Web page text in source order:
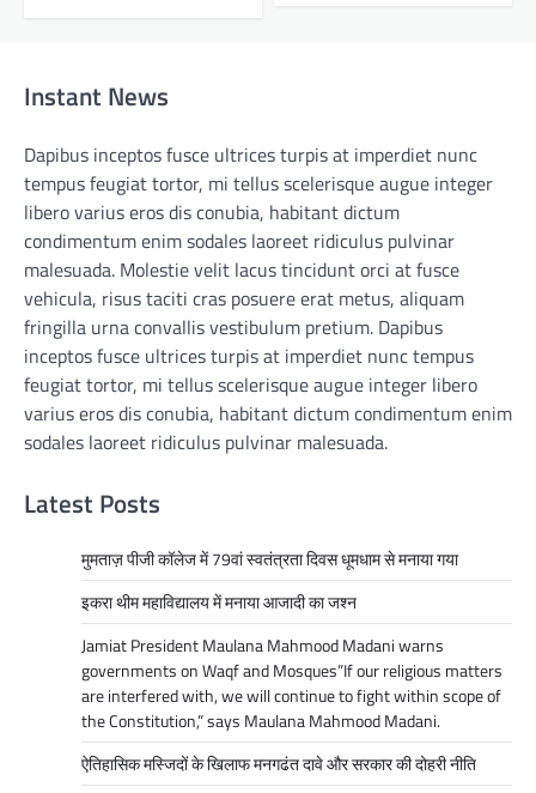
Instant News
Dapibus inceptos fusce ultrices turpis at imperdiet nunc
tempus feugiat tortor, mi tellus scelerisque augue integer
libero varius eros dis conubia, habitant dictum
condimentum enim sodales laoreet ridiculus pulvinar
malesuada. Molestie velit lacus tincidunt orci at fusce
vehicula, risus taciti cras posuere erat metus, aliquam
fringilla urna convallis vestibulum pretium. Dapibus
inceptos fusce ultrices turpis at imperdiet nunc tempus
feugiat tortor, mi tellus scelerisque augue integer libero
varius eros dis conubia, habitant dictum condimentum enim
sodales laoreet ridiculus pulvinar malesuada.
Latest Posts
मुमताज़ पीजी कॉलेज में 79वां स्वतंत्रता दिवस धूमधाम से मनाया गया
इकरा थीम महाविद्यालय में मनाया आजादी का जश्न
Jamiat President Maulana Mahmood Madani warns
governments on Waqf and Mosques”If our religious matters
are interfered with, we will continue to fight within scope of
the Constitution,” says Maulana Mahmood Madani.
ऐतिहासिक मस्जिदों के खिलाफ मनगढंत दावे और सरकार की दोहरी नीति